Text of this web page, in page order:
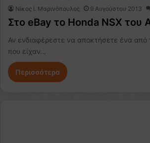
Nίκος Ι. Mαρινόπουλος 9 Αυγούστου 2013
Στο eBay το Honda NSX του
Αν ενδιαφέρεστε να αποκτήσετε ένα από
που είχαν…
Περισσότερα